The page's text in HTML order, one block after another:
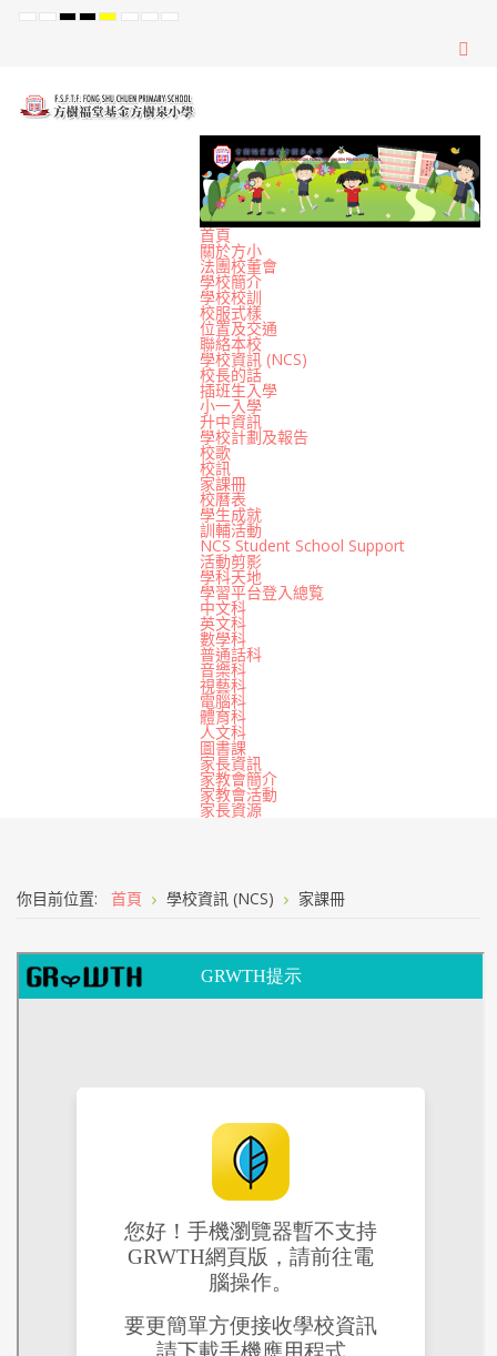
Default
NightHighHighHighSetSetSet
首頁
關於方小
法團校董會
學校簡介
學校校訓
校服式樣
位置及交通
聯絡本校
學校資訊 (NCS)
校長的話
插班生入學
小一入學
升中資訊
學校計劃及報告
校歌
校訊
家課冊
校曆表
學生成就
訓輔活動
NCS Student School Support
活動剪影
學科天地
學習平台登入總覧
中文科
英文科
數學科
普通話科
音樂科
視藝科
電腦科
體育科
人文科
圖書課
家長資訊
家教會簡介
家教會活動
家長資源
你目前位置: 首頁 學校資訊 (NCS) 家課冊